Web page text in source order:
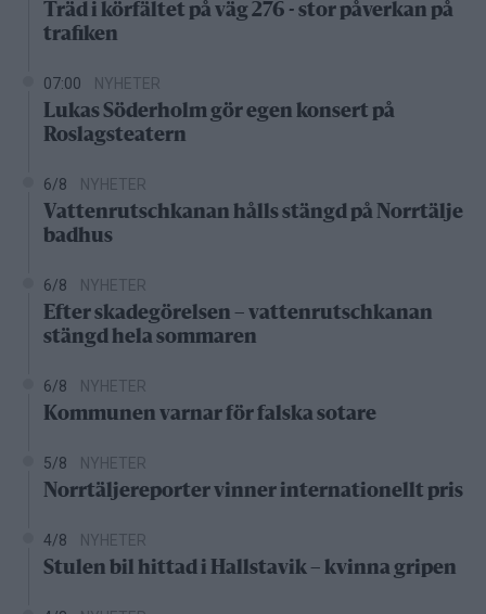
Träd i körfältet på väg 276 - stor påverkan på
trafiken
07:00 NYHETER
Lukas Söderholm gör egen konsert på
Roslagsteatern
6/8 NYHETER
Vattenrutschkanan hålls stängd på Norrtälje
badhus
6/8 NYHETER
Efter skadegörelsen – vattenrutschkanan
stängd hela sommaren
6/8 NYHETER
Kommunen varnar för falska sotare
5/8 NYHETER
Norrtäljereporter vinner internationellt pris
4/8 NYHETER
Stulen bil hittad i Hallstavik – kvinna gripen